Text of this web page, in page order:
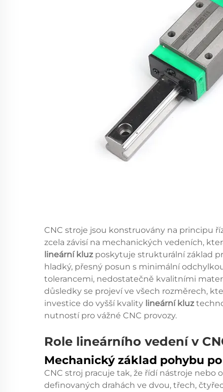
CNC stroje jsou konstruovány na principu
zcela závisí na mechanických vedeních,
lineární kluz poskytuje strukturální základ
hladký, přesný posun s minimální
tolerancemi, nedostatečně kvalitními
důsledky se projeví ve všech rozměrech,
investice do vyšší kvality lineární kluz
nutností pro vážné CNC provozy.
Role lineárního vedení v
Mechanický základ pohybu
CNC stroj pracuje tak, že řídí nástroje nebo
definovaných drahách ve dvou, třech,